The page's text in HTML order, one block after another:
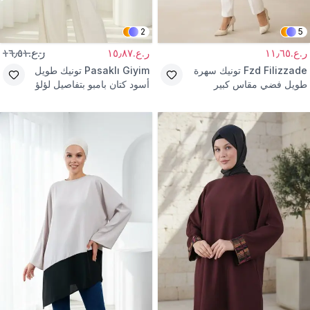
5
ر.ع.١١٫٦٥
Fzd Filizzade تونيك سهرة
طويل فضي مقاس كبير
2
ر.ع.١٥٫٨٧ ر.ع.١٦٫٥١
Pasaklı Giyim تونيك طويل
أسود كتان بامبو بتفاصيل لؤلؤ